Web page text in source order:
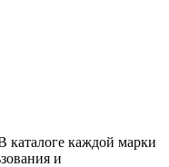
каталоге каждой марки
и